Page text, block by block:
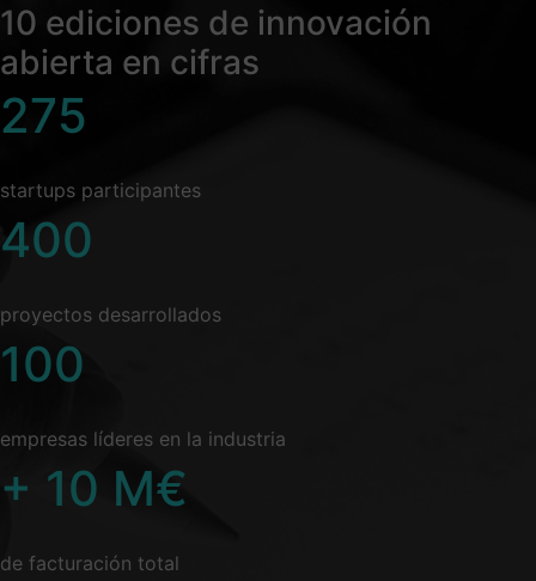
10 ediciones de innovación
abierta en cifras
275
startups participantes
400
proyectos desarrollados
100
empresas líderes en la industria
+ 10 M€
de facturación total